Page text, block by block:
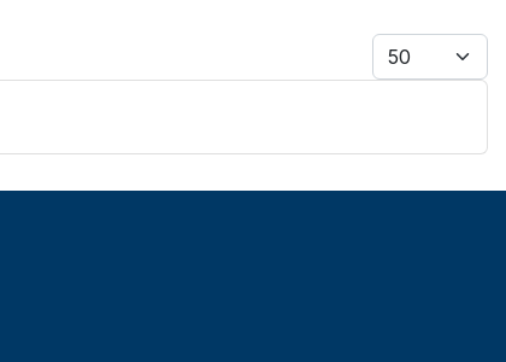
Cantidad